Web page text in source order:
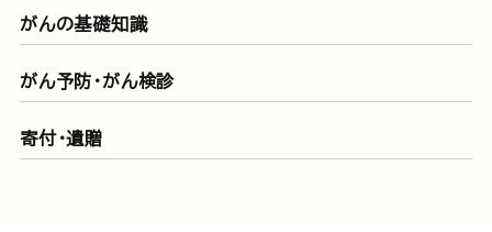
がんの基礎知識
がん予防・がん検診
寄付・遺贈